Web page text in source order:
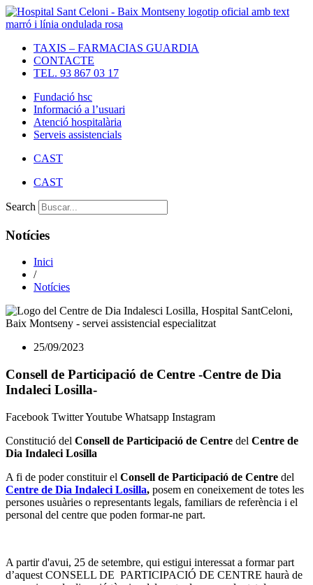
Vés
al
TAXIS – FARMACIAS GUARDIA
CONTACTE
TEL. 93 867 03 17
Fundació hsc
Informació a l’usuari
Atenció hospitalària
Serveis assistencials
CAST
CAST
Search
Notícies
Inici
/
Notícies
25/09/2023
Consell de Participació de Centre -Centre de Dia
Indaleci Losilla-
Facebook TwitterYoutube Whatsapp Instagram
Constitució del Consell de Participació de Centre del Centre de
Dia Indaleci Losilla
A fi de poder constituir el Consell de Participació de Centre del
Centre de Dia Indaleci Losilla, posem en coneixement de totes les
persones usuàries o representants legals, familiars de referència i el
personal del centre que poden formar-ne part.
A partir d'avui, 25 de setembre, qui estigui interessat a formar part
d’aquest CONSELL DE PARTICIPACIÓ DE CENTRE haurà de